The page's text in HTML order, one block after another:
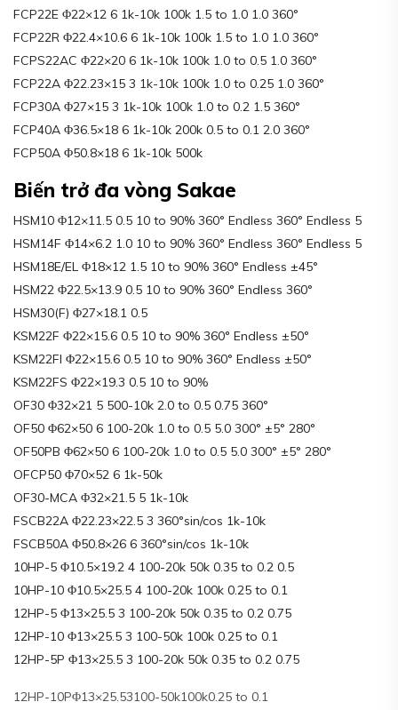
FCP22E Φ22×12 6 1k-10k 100k 1.5 to 1.0 1.0 360°
FCP22R Φ22.4×10.6 6 1k-10k 100k 1.5 to 1.0 1.0 360°
FCPS22AC Φ22×20 6 1k-10k 100k 1.0 to 0.5 1.0 360°
FCP22A Φ22.23×15 3 1k-10k 100k 1.0 to 0.25 1.0 360°
FCP30A Φ27×15 3 1k-10k 100k 1.0 to 0.2 1.5 360°
FCP40A Φ36.5×18 6 1k-10k 200k 0.5 to 0.1 2.0 360°
FCP50A Φ50.8×18 6 1k-10k 500k
Biến trở đa vòng Sakae
HSM10 Φ12×11.5 0.5 10 to 90% 360° Endless 360° Endless 5
HSM14F Φ14×6.2 1.0 10 to 90% 360° Endless 360° Endless 5
HSM18E/EL Φ18×12 1.5 10 to 90% 360° Endless ±45°
HSM22 Φ22.5×13.9 0.5 10 to 90% 360° Endless 360°
HSM30(F) Φ27×18.1 0.5
KSM22F Φ22×15.6 0.5 10 to 90% 360° Endless ±50°
KSM22FI Φ22×15.6 0.5 10 to 90% 360° Endless ±50°
KSM22FS Φ22×19.3 0.5 10 to 90%
OF30 Φ32×21 5 500-10k 2.0 to 0.5 0.75 360°
OF50 Φ62×50 6 100-20k 1.0 to 0.5 5.0 300° ±5° 280°
OF50PB Φ62×50 6 100-20k 1.0 to 0.5 5.0 300° ±5° 280°
OFCP50 Φ70×52 6 1k-50k
OF30-MCA Φ32×21.5 5 1k-10k
FSCB22A Φ22.23×22.5 3 360°sin/cos 1k-10k
FSCB50A Φ50.8×26 6 360°sin/cos 1k-10k
10HP-5 Φ10.5×19.2 4 100-20k 50k 0.35 to 0.2 0.5
10HP-10 Φ10.5×25.5 4 100-20k 100k 0.25 to 0.1
12HP-5 Φ13×25.5 3 100-20k 50k 0.35 to 0.2 0.75
12HP-10 Φ13×25.5 3 100-50k 100k 0.25 to 0.1
12HP-5P Φ13×25.5 3 100-20k 50k 0.35 to 0.2 0.75
12HP-10PΦ13×25.53100-50k100k0.25 to 0.1